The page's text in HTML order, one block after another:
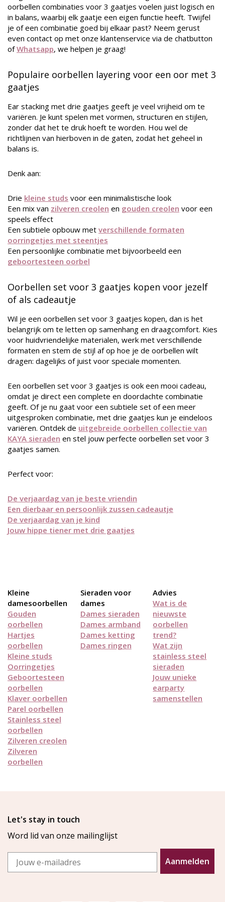
oorbellen combinaties voor 3 gaatjes voelen juist logisch en
in balans, waarbij elk gaatje een eigen functie heeft. Twijfel
je of een combinatie goed bij elkaar past? Neem gerust
even contact op met onze klantenservice via de chatbutton
ofWhatsapp, we helpen je graag!
Populaire oorbellen layering voor een oor met 3
gaatjes
Ear stacking met drie gaatjes geeft je veel vrijheid om te
variëren. Je kunt spelen met vormen, structuren en stijlen,
zonder dat het te druk hoeft te worden. Hou wel de
richtlijnen van hierboven in de gaten, zodat het geheel in
balans is.
Denk aan:
Drie kleine studs voor een minimalistische look
Een mix van zilveren creolen en gouden creolen voor een
speels effect
Een subtiele opbouw met verschillende formaten
oorringetjes met steentjes
Een persoonlijke combinatie met bijvoorbeeld een
geboortesteen oorbel
Oorbellen set voor 3 gaatjes kopen voor jezelf
of als cadeautje
Wil je een oorbellen set voor 3 gaatjes kopen, dan is het
belangrijk om te letten op samenhang en draagcomfort. Kies
voor huidvriendelijke materialen, werk met verschillende
formaten en stem de stijl af op hoe je de oorbellen wilt
dragen: dagelijks of juist voor speciale momenten.
Een oorbellen set voor 3 gaatjes is ook een mooi cadeau,
omdat je direct een complete en doordachte combinatie
geeft. Of je nu gaat voor een subtiele set of een meer
uitgesproken combinatie, met drie gaatjes kun je eindeloos
variëren. Ontdek de uitgebreide oorbellen collectie van
KAYA sieraden en stel jouw perfecte oorbellen set voor 3
gaatjes samen.
Perfect voor:
De verjaardag van je beste vriendin
Een dierbaar en persoonlijk zussen cadeautje
De verjaardag van je kind
Jouw hippe tiener met drie gaatjes
Kleine
damesoorbellen
Gouden
oorbellen
Hartjes
oorbellen
Kleine studs
Oorringetjes
Geboortesteen
oorbellen
Klaver oorbellen
Parel oorbellen
Stainless steel
oorbellen
Zilveren creolen
Zilveren
oorbellen
Sieraden voor
dames
Dames sieraden
Dames armband
Dames ketting
Dames ringen
Advies
Wat is de
nieuwste
oorbellen
trend?
Wat zijn
stainless steel
sieraden
Jouw unieke
earparty
samenstellen
Let's stay in touch
Word lid van onze mailinglijst
Email
Aanmelden